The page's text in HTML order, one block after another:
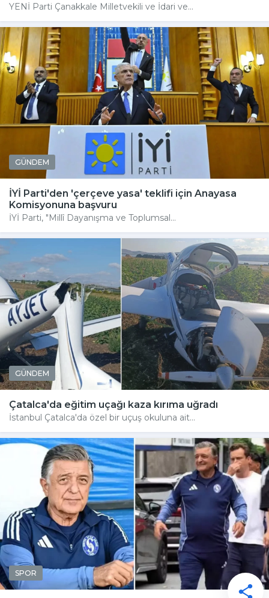
YENİ Parti Çanakkale Milletvekili ve İdari ve...
GÜNDEM
İYİ Parti'den 'çerçeve yasa' teklifi için Anayasa
Komisyonuna başvuru
İYİ Parti, "Millî Dayanışma ve Toplumsal...
GÜNDEM
Çatalca'da eğitim uçağı kaza kırıma uğradı
İstanbul Çatalca'da özel bir uçuş okuluna ait...
SPOR